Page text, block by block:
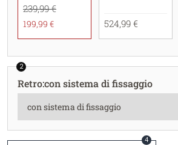
239,99 €
199,99 € 524,99 €
2
Retro:con sistema di fissaggio
4